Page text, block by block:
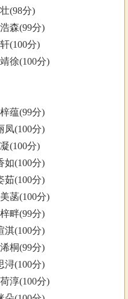
(98分)
森(99分)
(100分)
徐(100分)
蕴(99分)
凤(100分)
(100分)
如(100分)
茹(100分)
菡(100分)
畔(99分)
淇(100分)
桐(99分)
浔(100分)
淳(100分)